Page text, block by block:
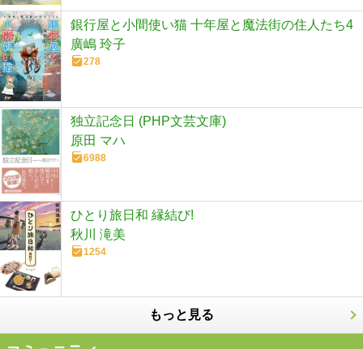
銀行屋と小間使い猫 十年屋と魔法街の住人たち4
廣嶋 玲子
278
独立記念日 (PHP文芸文庫)
原田 マハ
6988
ひとり旅日和 縁結び!
秋川 滝美
1254
もっと見る